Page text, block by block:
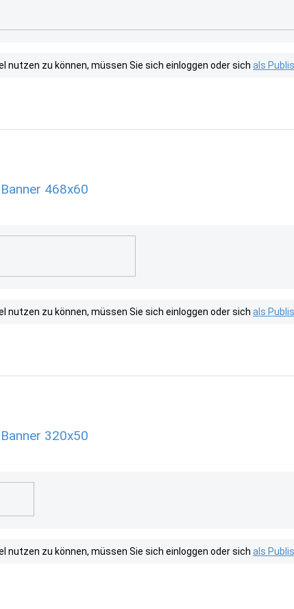
nutzen zu können, müssen Sie sich einloggen oder sich als
468x60
nutzen zu können, müssen Sie sich einloggen oder sich als
320x50
nutzen zu können, müssen Sie sich einloggen oder sich als